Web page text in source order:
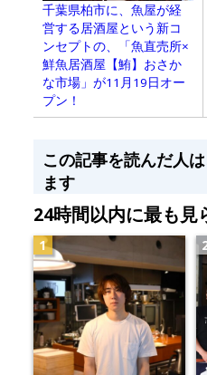
千葉県柏市に、魚屋が経
営する居酒屋という新コ
ンセプトの、「魚直売所×
鮮魚居酒屋【鮪】おさか
な市場」が11月19日オー
プン！
この記事を読んだ人
ます
24時間以内に最も見